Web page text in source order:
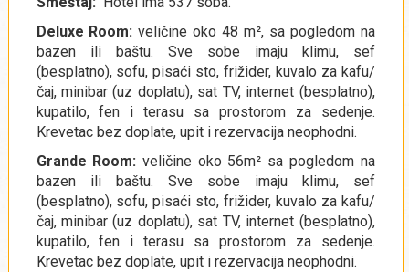
Deluxe Room:veličine oko 48 m², sa pogledom na
bazen ili baštu. Sve sobe imaju klimu, sef
(besplatno), sofu, pisaći sto, frižider, kuvalo za kafu/
čaj, minibar (uz doplatu), sat TV, internet (besplatno),
kupatilo, fen i terasu sa prostorom za sedenje.
Krevetac bez doplate, upit i rezervacija neophodni.
Grande Room: veličine oko 56m² sa pogledom na
bazen ili baštu. Sve sobe imaju klimu, sef
(besplatno), sofu, pisaći sto, frižider, kuvalo za kafu/
čaj, minibar (uz doplatu), sat TV, internet (besplatno),
kupatilo, fen i terasu sa prostorom za sedenje.
Krevetac bez doplate, upit i rezervacija neophodni.